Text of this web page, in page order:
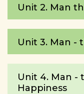
Unit 2. Man
Unit 3. Man -
Unit 4. Man -
Happiness